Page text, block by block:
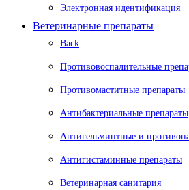
Электронная идентификация
Ветеринарные препараты
Back
Противовоспалительные
Противомаститные препараты
Антибактериальные препараты
Антигельминтные и
Антигистаминные препараты
Ветеринарная санитария